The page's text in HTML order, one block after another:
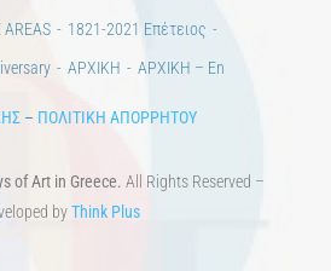
AREAS
1821-2021 Επέτειος
ΑΡΧΙΚΗ ΑΡΧΙΚΗ – En
– ΠΟΛΙΤΙΚΗ ΑΠΟΡΡΗΤΟΥ
of Art in Greece. All Rights Reserved –
byThink Plus